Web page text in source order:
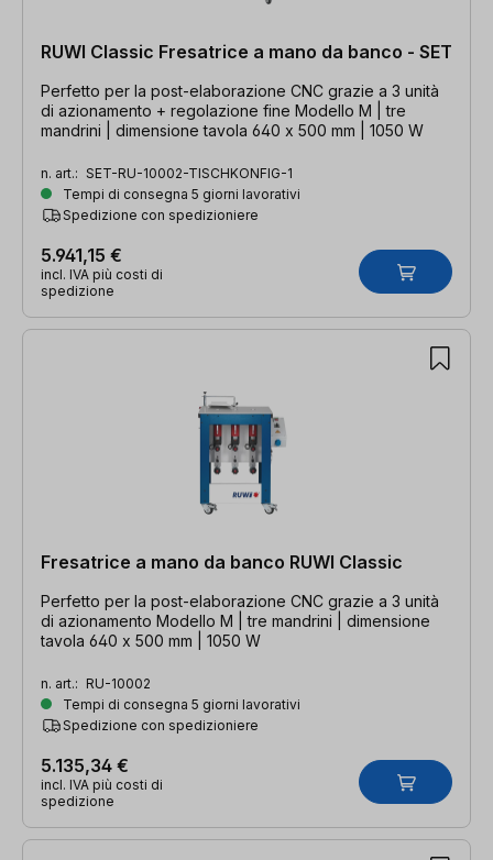
RUWI Classic Fresatrice a mano da banco - SET
Perfetto per la post-elaborazione CNC grazie a 3 unità
di azionamento + regolazione fine Modello M | tre
mandrini | dimensione tavola 640 x 500 mm | 1050 W
n. art.: SET-RU-10002-TISCHKONFIG-1
Tempi di consegna 5 giorni lavorativi
Spedizione con spedizioniere
5.941,15 €
incl. IVA più costi di
spedizione
Fresatrice a mano da banco RUWI Classic
Perfetto per la post-elaborazione CNC grazie a 3 unità
di azionamento Modello M | tre mandrini | dimensione
tavola 640 x 500 mm | 1050 W
n. art.: RU-10002
Tempi di consegna 5 giorni lavorativi
Spedizione con spedizioniere
5.135,34 €
incl. IVA più costi di
spedizione